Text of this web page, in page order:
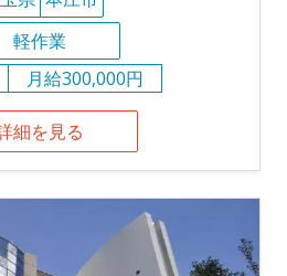
軽作業
月給300,000円
細を見る